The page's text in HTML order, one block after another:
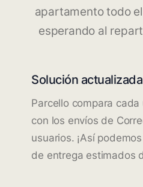
apartamento todo
esperando al
Solución actualizada
Parcello compara
con los envíos de
usuarios. ¡Así
de entrega estimados